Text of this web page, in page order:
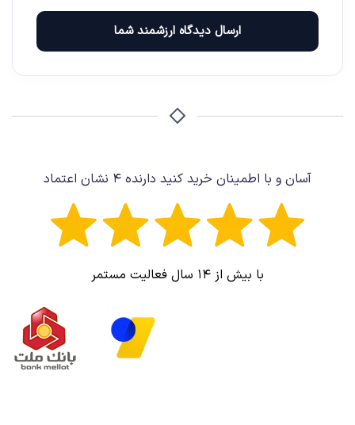
ارسال دیدگاه ارزشمند شما
آسان و با اطمینان خرید کنید دارنده ۴ نشان اعتماد
با بیش از ۱۴ سال فعالیت مستمر